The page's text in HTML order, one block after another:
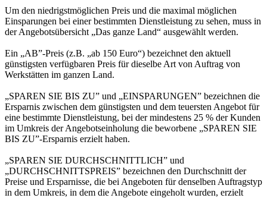
Um den niedrigstmöglichen Preis und die maximal möglichen
Einsparungen bei einer bestimmten Dienstleistung zu sehen, muss in
der Angebotsübersicht „Das ganze Land“ ausgewählt werden.
Ein „AB”-Preis (z.B. „ab 150 Euro“) bezeichnet den aktuell
günstigsten verfügbaren Preis für dieselbe Art von Auftrag von
Werkstätten im ganzen Land.
„SPAREN SIE BIS ZU” und „EINSPARUNGEN” bezeichnen die
Ersparnis zwischen dem günstigsten und dem teuersten Angebot für
eine bestimmte Dienstleistung, bei der mindestens 25 % der Kunden
im Umkreis der Angebotseinholung die beworbene „SPAREN SIE
BIS ZU”-Ersparnis erzielt haben.
„SPAREN SIE DURCHSCHNITTLICH” und
„DURCHSCHNITTSPREIS” bezeichnen den Durchschnitt der
Preise und Ersparnisse, die bei Angeboten für denselben Auftragstyp
in dem Umkreis, in dem die Angebote eingeholt wurden, erzielt